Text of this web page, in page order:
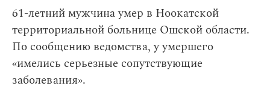
61-летний мужчина умер в Ноокатской
территориальной больнице Ошской области.
По сообщению ведомства, у умершего
«имелись серьезные сопутствующие
заболевания».